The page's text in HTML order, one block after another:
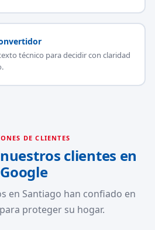
técnico para decidir con claridad
DE CLIENTES
clientes en
Google
en Santiago han confiado en
proteger su hogar.